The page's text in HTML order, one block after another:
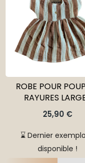
ROBE POUR
RAYURES
25,90 €
⌛ Dernier
disponible !